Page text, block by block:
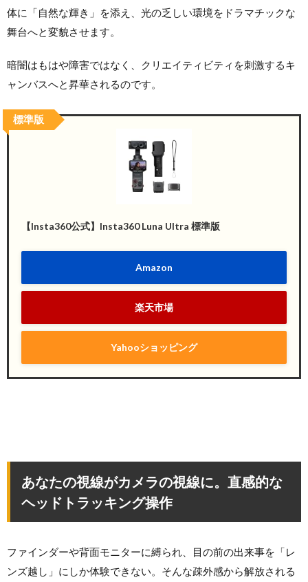
体に「自然な輝き」を添え、光の乏しい環境をドラマチックな
舞台へと変貌させます。
暗闇はもはや障害ではなく、クリエイティビティを刺激するキ
ャンバスへと昇華されるのです。
【Insta360公式】Insta360 Luna Ultra 標準版
Amazon
楽天市場
Yahooショッピング
標準版
あなたの視線がカメラの視線に。直感的な
ヘッドトラッキング操作
ファインダーや背面モニターに縛られ、目の前の出来事を「レ
ンズ越し」にしか体験できない。そんな疎外感から解放される